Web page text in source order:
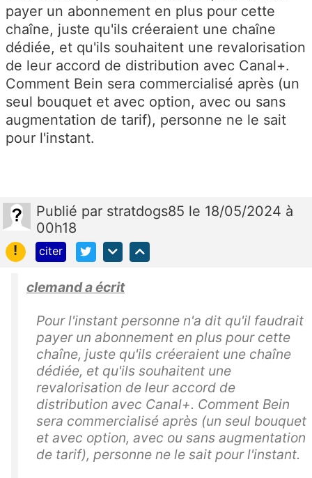
payer un abonnement en plus pour cette
chaîne, juste qu'ils créeraient une chaîne
dédiée, et qu'ils souhaitent une revalorisation
de leur accord de distribution avec Canal+.
Comment Bein sera commercialisé après (un
seul bouquet et avec option, avec ou sans
augmentation de tarif), personne ne le sait
pour l'instant.
Publié par stratdogs85 le 18/05/2024 à
00h18
!
citer
clemand a écrit
Pour l'instant personne n'a dit qu'il faudrait
payer un abonnement en plus pour cette
chaîne, juste qu'ils créeraient une chaîne
dédiée, et qu'ils souhaitent une
revalorisation de leur accord de
distribution avec Canal+. Comment Bein
sera commercialisé après (un seul bouquet
et avec option, avec ou sans augmentation
de tarif), personne ne le sait pour l'instant.